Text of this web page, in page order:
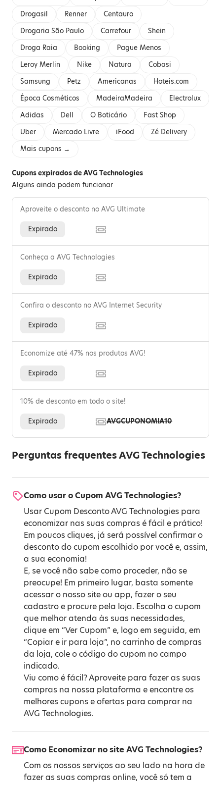
Drogasil
Renner
Centauro
Drogaria São Paulo
Carrefour
Shein
Droga Raia
Booking
Pague Menos
Leroy Merlin
Nike Natura
Cobasi
Samsung
Petz Americanas
Hoteis.com
Época Cosméticos
MadeiraMadeira
Electrolux
Adidas
Dell O Boticário
Fast Shop
Uber
Mercado Livre iFood
Zé Delivery
Mais cupons →
Cupons expirados de AVG Technologies
Alguns ainda podem funcionar
Aproveite o desconto no AVG Ultimate
Expirado
Conheça a AVG Technologies
Expirado
Confira o desconto no AVG Internet Security
Expirado
Economize até 47% nos produtos AVG!
Expirado
10% de desconto em todo o site!
Expirado AVGCUPONOMIA10
Perguntas frequentes AVG Technologies
Como usar o Cupom AVG Technologies?
Usar Cupom Desconto AVG Technologies para
economizar nas suas compras é fácil e prático!
Em poucos cliques, já será possível confirmar o
desconto do cupom escolhido por você e, assim,
a sua economia!
E, se você não sabe como proceder, não se
preocupe! Em primeiro lugar, basta somente
acessar o nosso site ou app, fazer o seu
cadastro e procure pela loja. Escolha o cupom
que melhor atenda às suas necessidades,
clique em “Ver Cupom” e, logo em seguida, em
“Copiar e ir para loja”, no carrinho de compras
da loja, cole o código do cupom no campo
indicado.
Viu como é fácil? Aproveite para fazer as suas
compras na nossa plataforma e encontre os
melhores cupons e ofertas para comprar na
AVG Technologies.
Como Economizar no site AVG Technologies?
Com os nossos serviços ao seu lado na hora de
fazer as suas compras online, você só tem a